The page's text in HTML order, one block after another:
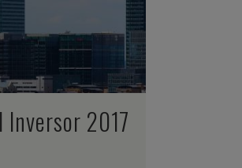
2017